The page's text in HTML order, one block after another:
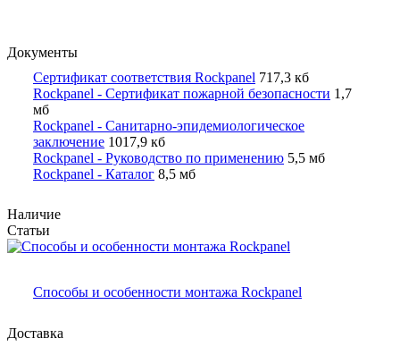
Документы
Сертификат соответствия Rockpanel 717,3 кб
Rockpanel - Сертификат пожарной безопасности 1,7
мб
Rockpanel - Санитарно-эпидемиологическое
заключение 1017,9 кб
Rockpanel - Руководство по применению 5,5 мб
Rockpanel - Каталог 8,5 мб
Наличие
Статьи
Способы и особенности монтажа Rockpanel
Доставка